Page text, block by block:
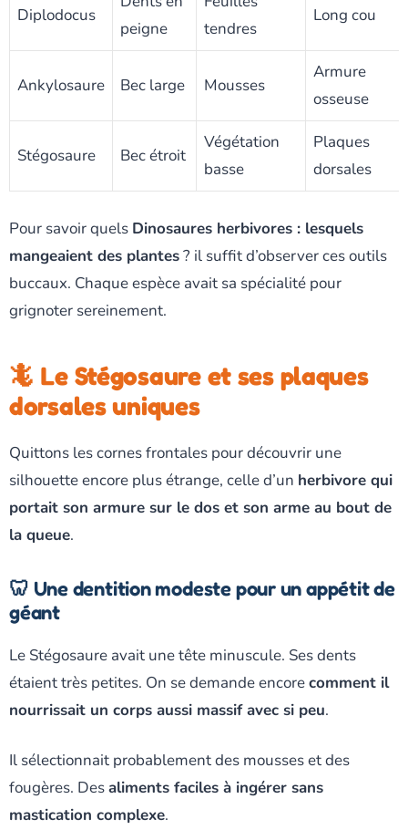
Diplodocus
peigne
tendres
Long cou
Ankylosaure Bec large Mousses
Armure
osseuse
Stégosaure Bec étroit
Végétation
basse
Plaques
dorsales
Pour savoir quels Dinosaures herbivores : lesquels
mangeaient des plantes? il suffit d’observer ces outils
buccaux. Chaque espèce avait sa spécialité pour
grignoter sereinement.
🦎 Le Stégosaure et ses plaques
dorsales uniques
Quittons les cornes frontales pour découvrir une
silhouette encore plus étrange, celle d’un herbivore qui
portait son armure sur le dos et son arme au bout de
la queue.
🦷 Une dentition modeste pour un appétit de
géant
Le Stégosaure avait une tête minuscule. Ses dents
étaient très petites. On se demande encorecomment il
nourrissait un corps aussi massif avec si peu.
Il sélectionnait probablement des mousses et des
fougères. Desaliments faciles à ingérer sans
mastication complexe.